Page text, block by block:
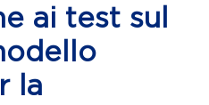
ai test sul
la